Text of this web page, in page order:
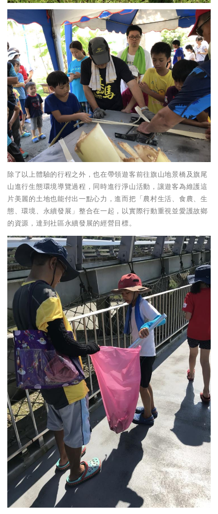
除了以上體驗的行程之外，也在帶領遊客前往旗山地景橋及旗尾
山進行生態環境導覽過程，同時進行淨山活動，讓遊客為維護這
片美麗的土地也能付出一點心力，進而把「農村生活、食農、生
態、環境、永續發展」整合在一起，以實際行動重視並愛護故鄉
的資源，達到社區永續發展的經營目標。